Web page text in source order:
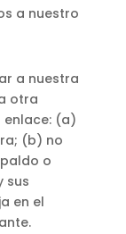
a nuestro
a nuestra
otra
enlace: (a)
(b) no
o
sus
en el